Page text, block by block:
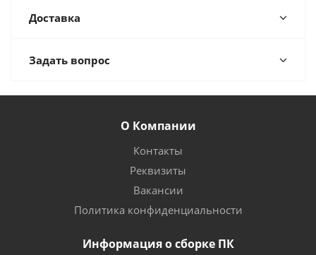
Доставка
Задать вопрос
О Компании
Контакты
Реквизиты
Вакансии
Политика конфиденциальности
Информация о сборке ПК